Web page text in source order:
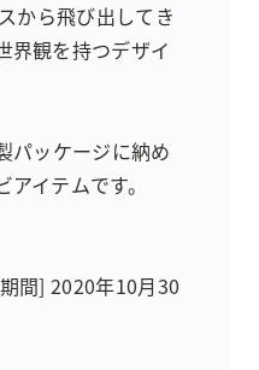
から飛び出してき
界観を持つデザイ
パッケージに納め
イテムです。
間] 2020年10月30